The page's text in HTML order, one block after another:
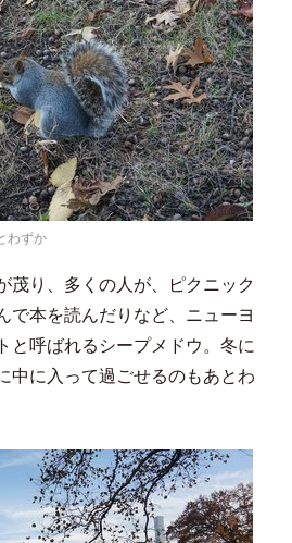
わずか
茂り、多くの人が、ピクニック
で本を読んだりなど、ニューヨ
と呼ばれるシープメドウ。冬に
中に入って過ごせるのもあとわ